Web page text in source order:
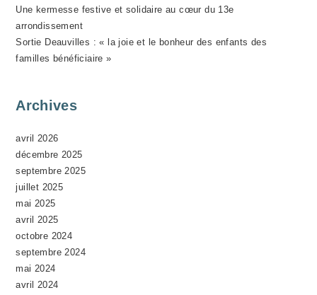
E
M
E
N
Une kermesse festive et solidaire au cœur du 13e
arrondissement
Sortie Deauvilles : « la joie et le bonheur des enfants des
familles bénéficiaire »
Archives
avril 2026
décembre 2025
septembre 2025
juillet 2025
mai 2025
avril 2025
octobre 2024
septembre 2024
mai 2024
avril 2024